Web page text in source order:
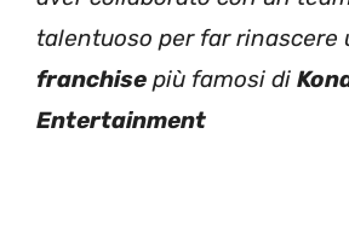
talentuoso per far rinascere
franchise più famosi di
Entertainment